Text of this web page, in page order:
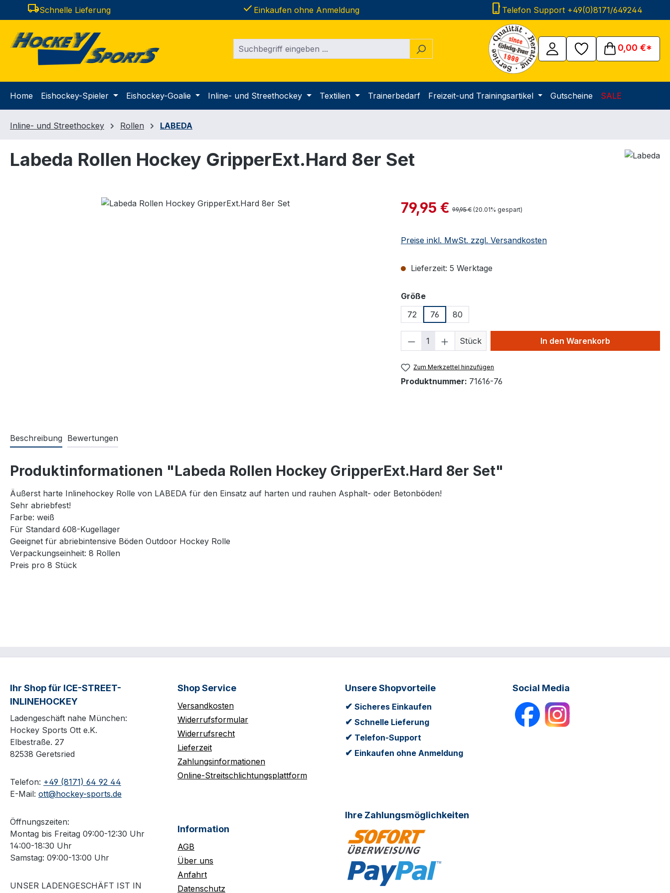
Hauptinhalt springen
Zur Suche springen
Zur Hauptnavigation springen
local_shippingSchnelle Lieferung done Einkaufen ohne Anmeldung phone_iphone Telefon Support +49(0)8171/649244
0,00 €*
Home Eishockey-Spieler Eishockey-Goalie Inline- und Streethockey Textilien Trainerbedarf Freizeit-und Trainingsartikel Gutscheine SALE
Inline- und Streethockey Rollen LABEDA
Labeda Rollen Hockey GripperExt.Hard 8er Set
Bildergalerie überspringen Verkaufspreis:
79,95 € Regulärer Preis:
99,95 € (20.01% gespart)
Preise inkl. MwSt. zzgl. Versandkosten
Lieferzeit: 5 Werktage
Größeauswählen
72
76 80
Produkt Anzahl: Gib den gewünschten Wert
Stück In den Warenkorb
Zum Merkzettel hinzufügen
Produktnummer: 71616-76
Beschreibung Bewertungen
Produktinformationen "Labeda Rollen Hockey GripperExt.Hard 8er Set"
Äußerst harte Inlinehockey Rolle von LABEDA für den Einsatz auf harten und rauhen Asphalt- oder Betonböden!
Sehr abriebfest!
Farbe: weiß
Für Standard 608-Kugellager
Geeignet für abriebintensive Böden Outdoor Hockey Rolle
Verpackungseinheit: 8 Rollen
Preis pro 8 Stück
Ihr Shop für ICE-STREET-
INLINEHOCKEY
Ladengeschäft nahe München:
Hockey Sports Ott e.K.
Elbestraße. 27
82538 Geretsried
Telefon: +49 (8171) 64 92 44
E-Mail: ott@hockey-sports.de
Öffnungszeiten:
Montag bis Freitag 09:00-12:30 Uhr
14:00-18:30 Uhr
Samstag: 09:00-13:00 Uhr
UNSER LADENGESCHÄFT IST IN
Shop Service
Versandkosten
Widerrufsformular
Widerrufsrecht
Lieferzeit
Zahlungsinformationen
Online-Streitschlichtungsplattform
Information
AGB
Über uns
Anfahrt
Datenschutz
Unsere Shopvorteile
✔ Sicheres Einkaufen
✔ Schnelle Lieferung
✔ Telefon-Support
✔ Einkaufen ohne Anmeldung
Ihre Zahlungsmöglichkeiten
Social Media